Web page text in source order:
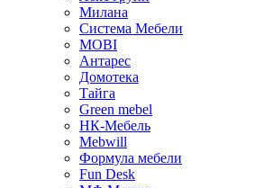
Милана
Система Мебели
MOBI
Антарес
Домотека
Тайга
Green mebel
НК-Мебель
Mebwill
Формула мебели
Fun Desk